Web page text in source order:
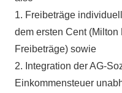
1. Freibeträge
dem ersten Cent
Freibeträge) sowie
2. Integration der AG-
Einkommensteuer